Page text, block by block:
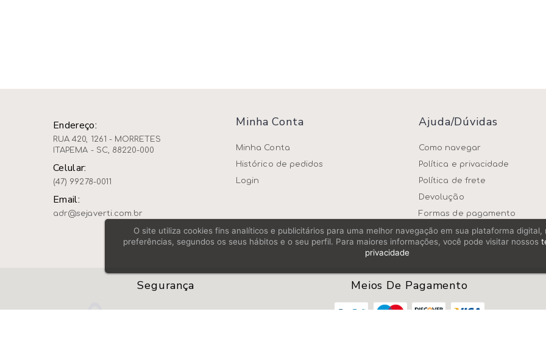
Endereço:
RUA 420, 1261 - MORRETES
ITAPEMA - SC, 88220-000
Celular:
(47) 99278-0011
Email:
adr@sejaverti.com.br
Minha Conta
Minha Conta
Histórico de pedidos
Login
Ajuda/dúvidas
Como navegar
Política e privacidade
Política de frete
Devolução
Formas de pagamento
Segurança Meios De Pagamento
O site utiliza cookies fins analíticos e publicitários para uma melhor navegação em sua plataforma digital,
preferências, segundos os seus hábitos e o seu perfil. Para maiores informações, você pode visitar nossos
privacidade